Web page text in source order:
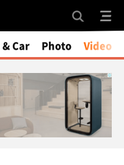
Car Photo Video